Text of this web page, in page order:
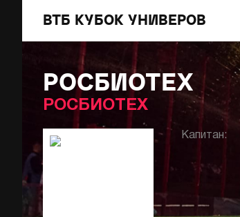
ВТБ КУБОК УНИВЕРОВ
РОСБИОТЕХ
РОСБИОТЕХ
Капитан: